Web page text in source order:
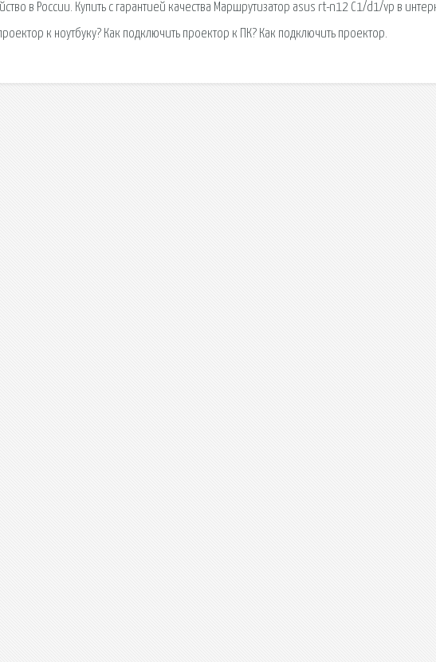
в России. Купить с гарантией качества Маршрутизатор asus rt-n12 С1/d1/vp в
к ноутбуку? Как подключить проектор к ПК? Как подключить проектор.